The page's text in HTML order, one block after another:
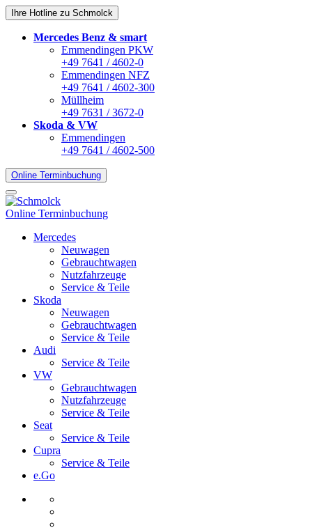
Ihre Hotline zu Schmolck
Mercedes Benz & smart
Emmendingen PKW
+49 7641 / 4602-0
Emmendingen NFZ
+49 7641 / 4602-300
Müllheim
+49 7631 / 3672-0
Skoda & VW
Emmendingen
+49 7641 / 4602-500
Online Terminbuchung
Online Terminbuchung
Mercedes
Neuwagen
Gebrauchtwagen
Nutzfahrzeuge
Service & Teile
Skoda
Neuwagen
Gebrauchtwagen
Service & Teile
Audi
Service & Teile
VW
Gebrauchtwagen
Nutzfahrzeuge
Service & Teile
Seat
Service & Teile
Cupra
Service & Teile
e.Go